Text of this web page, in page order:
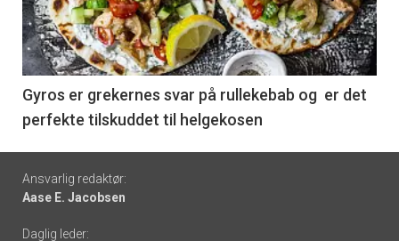
nå
-
6
Gyros er grekernes svar på rullekebab og er det
perfekte tilskuddet til helgekosen
Footer
-
Ansvarlig redaktør:
Aase E. Jacobsen
Daglig leder: